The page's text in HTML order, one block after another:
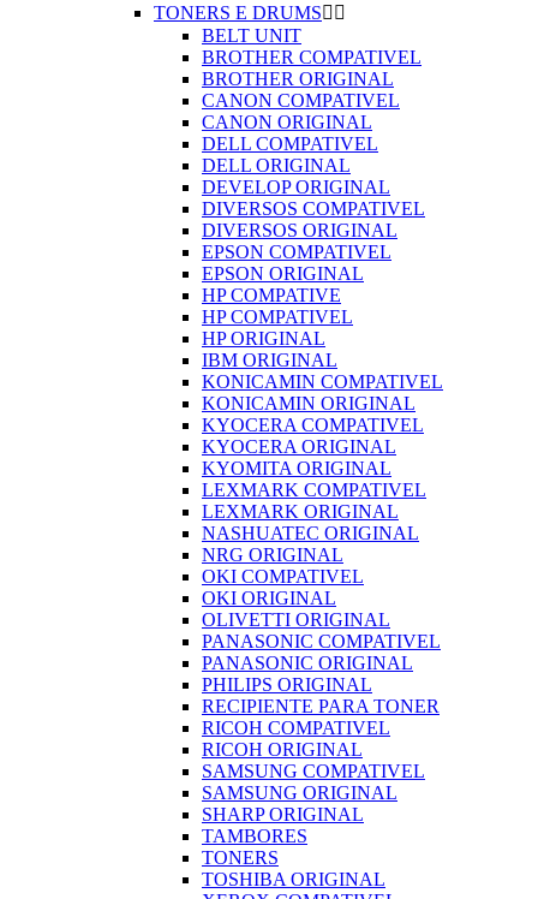
TONERS E DRUMS 
BELT UNIT
BROTHER COMPATIVEL
BROTHER ORIGINAL
CANON COMPATIVEL
CANON ORIGINAL
DELL COMPATIVEL
DELL ORIGINAL
DEVELOP ORIGINAL
DIVERSOS COMPATIVEL
DIVERSOS ORIGINAL
EPSON COMPATIVEL
EPSON ORIGINAL
HP COMPATIVE
HP COMPATIVEL
HP ORIGINAL
IBM ORIGINAL
KONICAMIN COMPATIVEL
KONICAMIN ORIGINAL
KYOCERA COMPATIVEL
KYOCERA ORIGINAL
KYOMITA ORIGINAL
LEXMARK COMPATIVEL
LEXMARK ORIGINAL
NASHUATEC ORIGINAL
NRG ORIGINAL
OKI COMPATIVEL
OKI ORIGINAL
OLIVETTI ORIGINAL
PANASONIC COMPATIVEL
PANASONIC ORIGINAL
PHILIPS ORIGINAL
RECIPIENTE PARA TONER
RICOH COMPATIVEL
RICOH ORIGINAL
SAMSUNG COMPATIVEL
SAMSUNG ORIGINAL
SHARP ORIGINAL
TAMBORES
TONERS
TOSHIBA ORIGINAL